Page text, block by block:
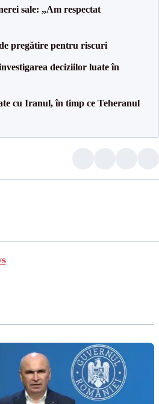
sale: „Am respectat
pregătire pentru riscuri
deciziilor luate în
cu Iranul, în timp ce Teheranul